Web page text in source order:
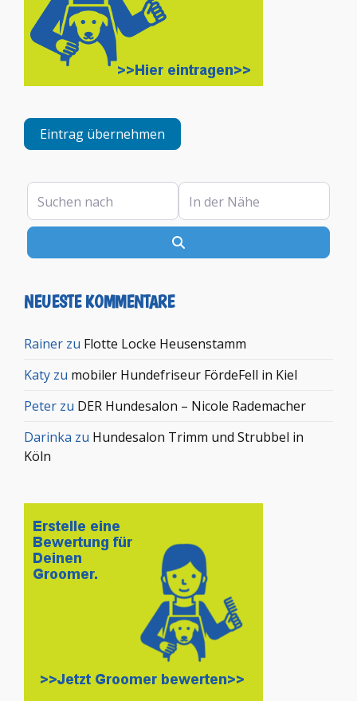
Eintrag übernehmen
Suchen nach In der Nähe
NEUESTE KOMMENTARE
Rainer zu Flotte Locke Heusenstamm
Katy zu mobiler Hundefriseur FördeFell in Kiel
Peter zu DER Hundesalon – Nicole Rademacher
Darinka zu Hundesalon Trimm und Strubbel in
Köln